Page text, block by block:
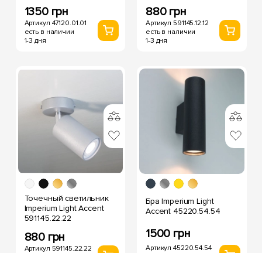
1350 грн
Артикул 47120.01.01
есть в наличии
1-3 дня
880 грн
Артикул 591145.12.12
есть в наличии
1-3 дня
Точечный светильник
Imperium Light Accent
591145.22.22
880 грн
Артикул 591145.22.22
Бра Imperium Light
Accent 45220.54.54
1500 грн
Артикул 45220.54.54